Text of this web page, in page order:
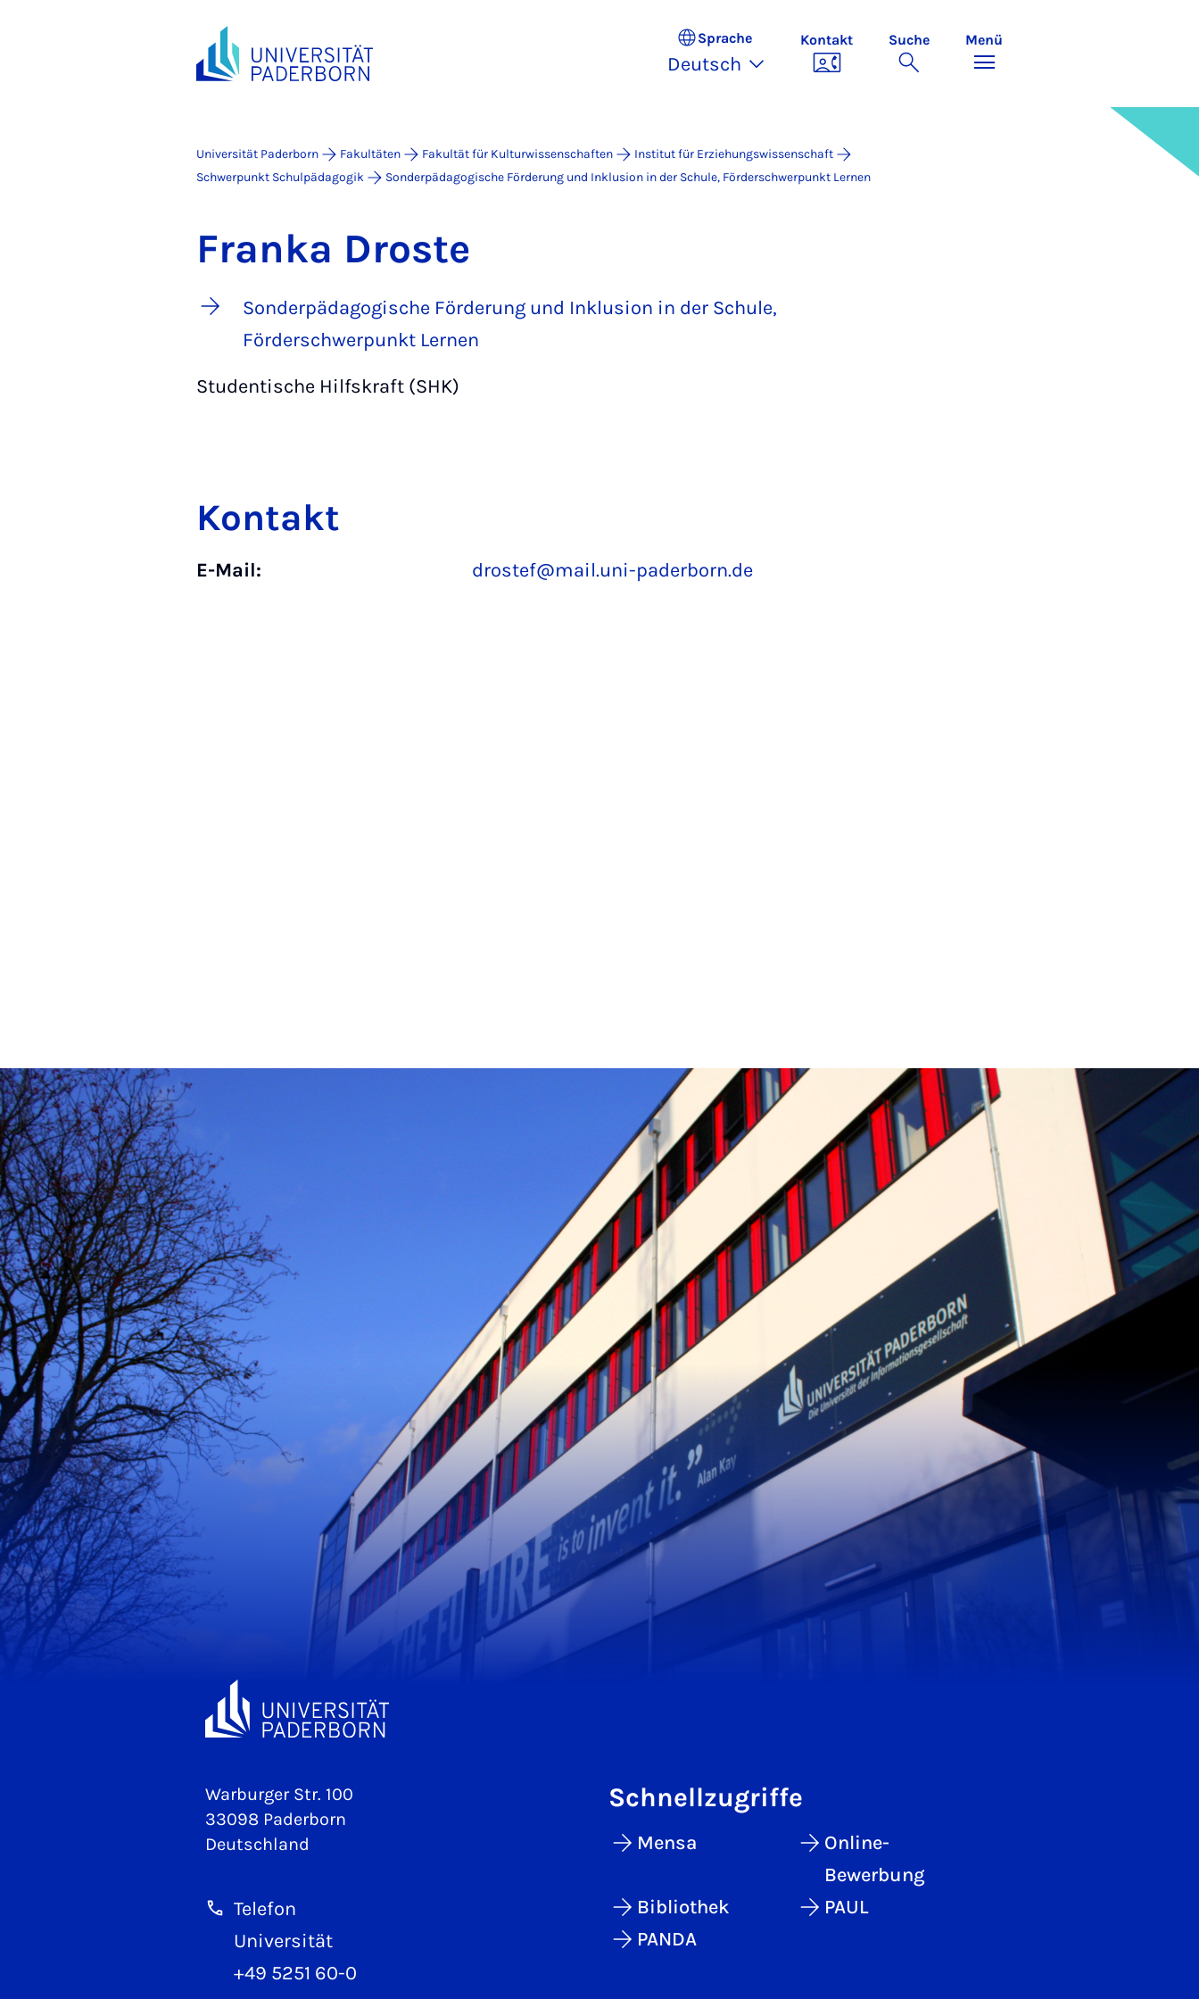
Sprache
Deutsch
Kontakt Suche Menü
Universität Paderborn Fakultäten Fakultät für Kulturwissenschaften
Institut für Erziehungswissenschaft
Schwerpunkt Schulpädagogik
Sonderpädagogische Förderung und Inklusion in der Schule, Förderschwerpunkt Lernen
Franka Droste
Sonderpädagogische Förderung und Inklusion in der Schule,
Förderschwerpunkt Lernen
Studentische Hilfskraft (SHK)
Kontakt
E-Mail: drostef@mail.uni-paderborn.de
Warburger Str. 100
33098 Paderborn
Deutschland
Telefon
Universität
+49 5251 60-0
Schnellzugriffe
Mensa
Online-
Bewerbung
Bibliothek
PAUL
PANDA